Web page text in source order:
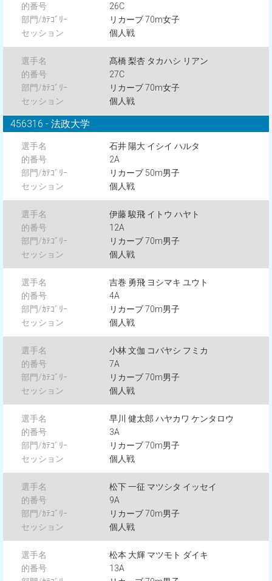
26C
リカーブ 70m女子
個人戦
髙橋 梨杏 タカハシ リアン
27C
リカーブ 70m女子
個人戦
456316 - 法政大学
石井 陽大 イシイ ハルタ
2A
リカーブ 50m男子
個人戦
伊藤 駿飛 イトウ ハヤト
12A
リカーブ 70m男子
個人戦
吉巻 勇飛 ヨシマキ ユウト
4A
リカーブ 70m男子
個人戦
小林 文伽 コバヤシ フミカ
7A
リカーブ 70m男子
個人戦
早川 健太郎 ハヤカワ ケンタロウ
3A
リカーブ 70m男子
個人戦
松下 一征 マツシタ イッセイ
9A
リカーブ 70m男子
個人戦
松本 大輝 マツモト ダイキ
13A